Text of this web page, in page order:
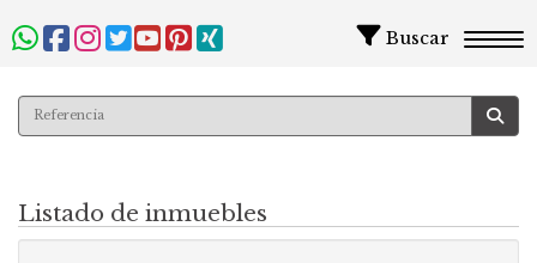
Buscar
Listado de inmuebles